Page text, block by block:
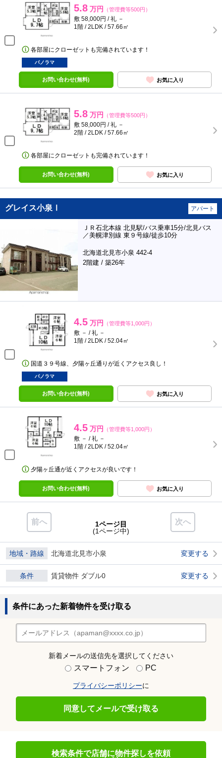
5.8 万円 （管理費等500円）
敷 58,000円 / 礼 －
1階 / 2LDK / 57.66㎡
各部屋にクローゼットも完備されています！
パノラマ
お問い合わせ(無料) お気に入り
5.8 万円 （管理費等500円）
敷 58,000円 / 礼 －
2階 / 2LDK / 57.66㎡
各部屋にクローゼットも完備されています！
お問い合わせ(無料) お気に入り
グレイス小泉Ⅰ アパート
ＪＲ石北本線 北見駅/バス乗車15分/北見バス
／美幌津別線 東９号線/徒歩10分
北海道北見市小泉 442-4
2階建 / 築26年
4.5 万円 （管理費等1,000円）
敷 － / 礼 －
1階 / 2LDK / 52.04㎡
国道３９号線、夕陽ヶ丘通りが近くアクセス良し！
パノラマ
お問い合わせ(無料) お気に入り
4.5 万円 （管理費等1,000円）
敷 － / 礼 －
1階 / 2LDK / 52.04㎡
夕陽ヶ丘通が近くアクセスが良いです！
お問い合わせ(無料) お気に入り
前へ 次へ
1ページ目
(1ページ中)
地域・路線 北海道北見市小泉 変更する
条件 賃貸物件 ダブル0 変更する
条件にあった新着物件を受け取る
新着メールの送信先を選択してください
スマートフォン PC
プライバシーポリシーに
同意してメールで受け取る
検索条件で店舗に物件探しを依頼